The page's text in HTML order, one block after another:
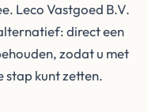
Leco Vastgoed B.V.
direct een
zodat u met
stap kunt zetten.